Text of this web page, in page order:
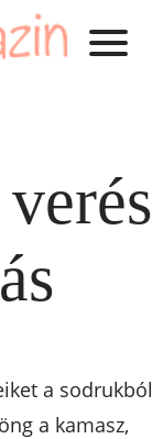
a
a kamasz,